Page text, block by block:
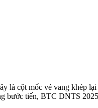
cột mốc vẻ vang khép
bước tiến, BTC DNTS